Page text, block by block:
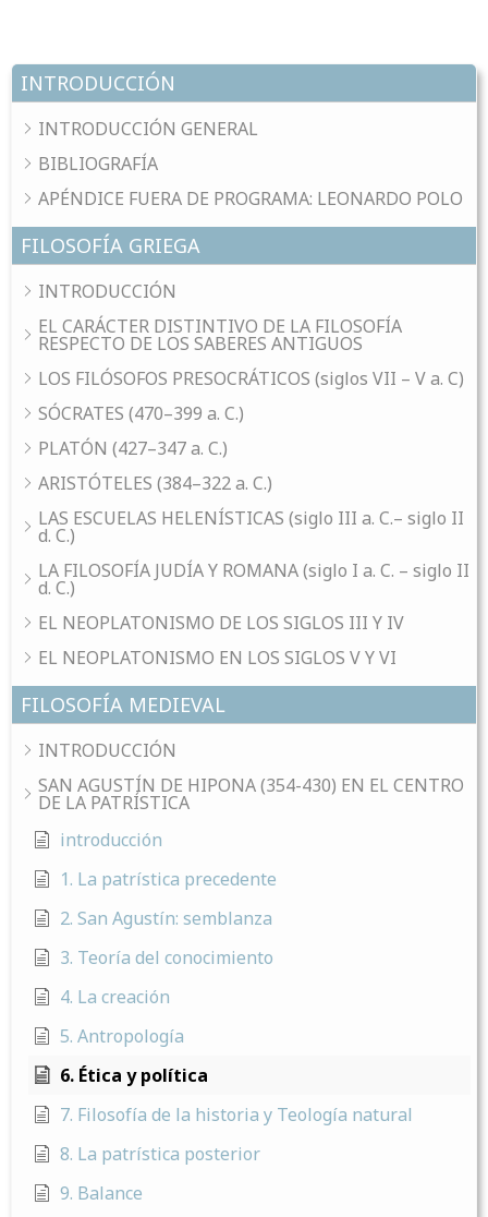
INTRODUCCIÓN
INTRODUCCIÓN GENERAL
BIBLIOGRAFÍA
APÉNDICE FUERA DE PROGRAMA: LEONARDO POLO
FILOSOFÍA GRIEGA
INTRODUCCIÓN
EL CARÁCTER DISTINTIVO DE LA FILOSOFÍA
RESPECTO DE LOS SABERES ANTIGUOS
LOS FILÓSOFOS PRESOCRÁTICOS (siglos VII – V a. C)
SÓCRATES (470–399 a. C.)
PLATÓN (427–347 a. C.)
ARISTÓTELES (384–322 a. C.)
LAS ESCUELAS HELENÍSTICAS (siglo III a. C.– siglo II
d. C.)
LA FILOSOFÍA JUDÍA Y ROMANA (siglo I a. C. – siglo II
d. C.)
EL NEOPLATONISMO DE LOS SIGLOS III Y IV
EL NEOPLATONISMO EN LOS SIGLOS V Y VI
FILOSOFÍA MEDIEVAL
INTRODUCCIÓN
SAN AGUSTÍN DE HIPONA (354-430) EN EL CENTRO
DE LA PATRÍSTICA
introducción
1. La patrística precedente
2. San Agustín: semblanza
3. Teoría del conocimiento
4. La creación
5. Antropología
6. Ética y política
7. Filosofía de la historia y Teología natural
8. La patrística posterior
9. Balance